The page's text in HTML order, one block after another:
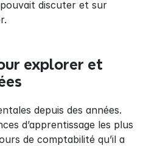
discuter et sur
explorer et
depuis des années.
d’apprentissage les plus
de comptabilité qu’il a